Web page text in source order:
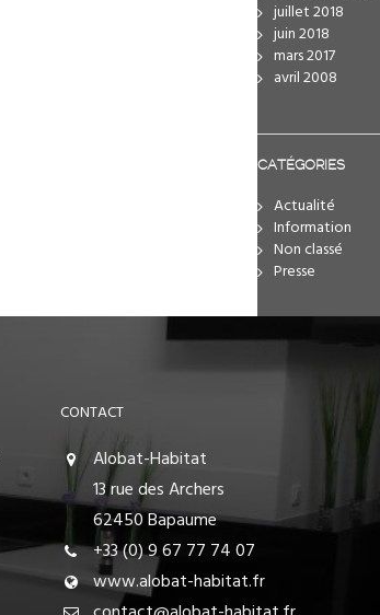
juillet 2018
juin 2018
mars 2017
avril 2008
CATÉGORIES
Actualité
Information
Non classé
Presse
CONTACT
Alobat-Habitat
13 rue des Archers
62450 Bapaume
+33 (0) 9 67 77 74 07
www.alobat-habitat.fr